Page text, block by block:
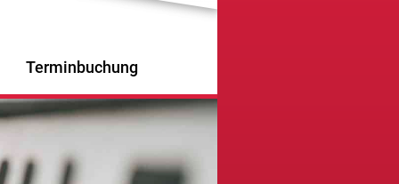
Terminbuchung